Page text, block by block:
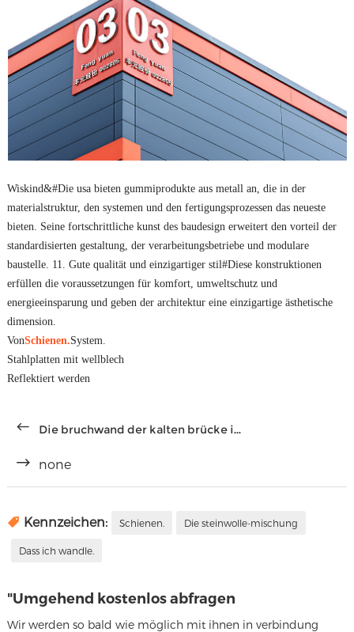
Wiskind&#Die usa bieten gummiprodukte aus metall an, die in der
materialstruktur, den systemen und den fertigungsprozessen das neueste
bieten. Seine fortschrittliche kunst des baudesign erweitert den vorteil der
standardisierten gestaltung, der verarbeitungsbetriebe und modulare
baustelle. 11. Gute qualität und einzigartiger stil#Diese konstruktionen
erfüllen die voraussetzungen für komfort, umweltschutz und
energieeinsparung und geben der architektur eine einzigartige ästhetische
dimension.
VonSchienen.System.
Stahlplatten mit wellblech
Reflektiert werden
Die bruchwand der kalten brücke i...
none
Kennzeichen: Schienen. Die steinwolle-mischung
Dass ich wandle.
"Umgehend kostenlos abfragen
Wir werden so bald wie möglich mit ihnen in verbindung